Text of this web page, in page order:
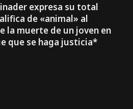
expresa su total
de «animal» al
la muerte de un joven en
que se haga justicia*